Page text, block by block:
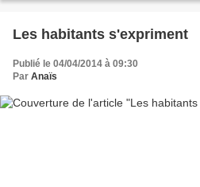
Les habitants s'expriment
Publié le 04/04/2014 à 09:30
Par Anaïs